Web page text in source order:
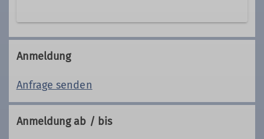
Ämter
Kletterbetreuerin
Beim Bergwandern gilt: Je
anspruchsvoller und größer die
Unternehmung, desto wichtiger ist
das Wissen um Wetter, Orientierung,
Sicherheit und anderes mehr.
Wanderleitern schöne Touren.
Anmeldung
Anfrage senden
Anmeldung ab / bis